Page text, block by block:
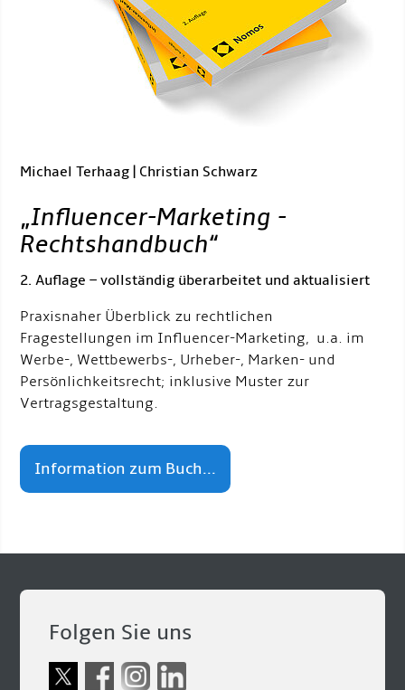
Michael Terhaag | Christian Schwarz
„Influencer-Marketing -
Rechtshandbuch“
2. Auflage – vollständig überarbeitet und aktualisiert
Praxisnaher Überblick zu rechtlichen
Fragestellungen im Influencer-Marketing, u.a. im
Werbe-, Wettbewerbs-, Urheber-, Marken- und
Persönlichkeitsrecht; inklusive Muster zur
Vertragsgestaltung.
Information zum Buch...
Folgen Sie uns